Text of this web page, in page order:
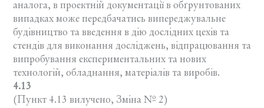
аналога, в проектній документації в обґрунтованих
випадках може передбачатись випереджувальне
будівництво та введення в дію дослідних цехів та
стендів для виконання досліджень, відпрацювання та
випробування експериментальних та нових
технологій, обладнання, матеріалів та виробів.
4.13
(Пункт 4.13 вилучено, Зміна № 2)